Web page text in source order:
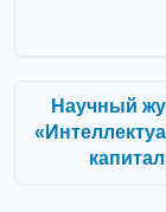
Научный